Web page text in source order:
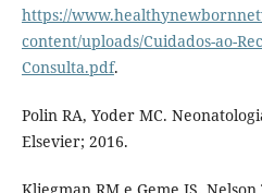
https://
content/uploads/Cuidados-ao-
Consulta.pdf.
Polin RA, Yoder MC.
Elsevier; 2016.